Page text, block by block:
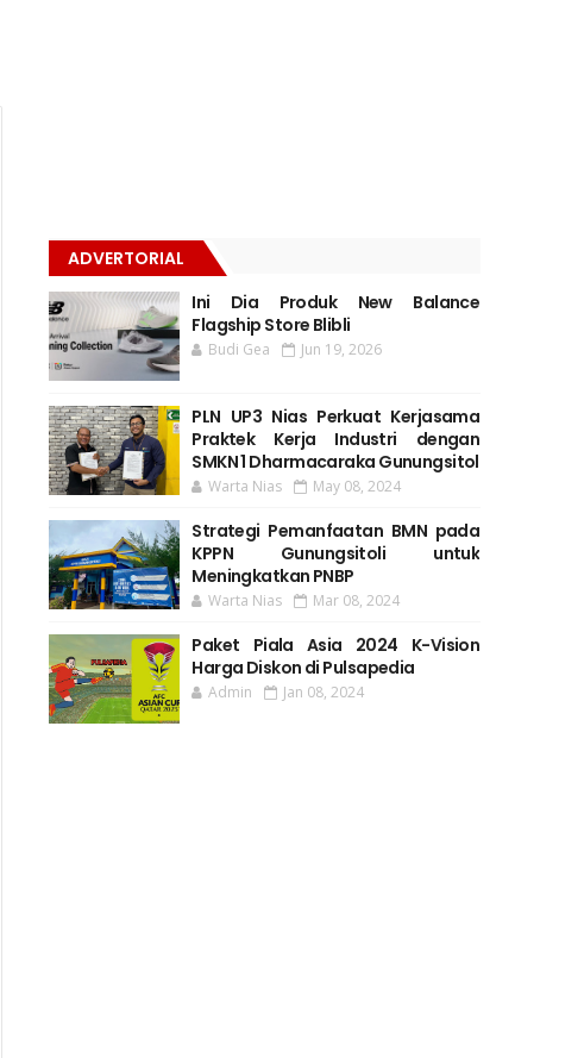
ADVERTORIAL
Ini Dia Produk New Balance
Flagship Store Blibli
Budi Gea Jun 19, 2026
PLN UP3 Nias Perkuat Kerjasama
Praktek Kerja Industri dengan
SMKN 1 Dharmacaraka Gunungsitol
Warta Nias May 08, 2024
Strategi Pemanfaatan BMN pada
KPPN Gunungsitoli untuk
Meningkatkan PNBP
Warta Nias Mar 08, 2024
Paket Piala Asia 2024 K-Vision
Harga Diskon di Pulsapedia
Admin Jan 08, 2024